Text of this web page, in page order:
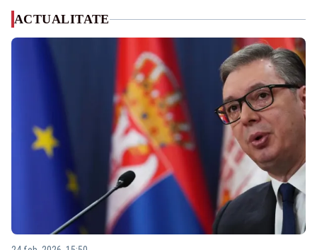
ACTUALITATE